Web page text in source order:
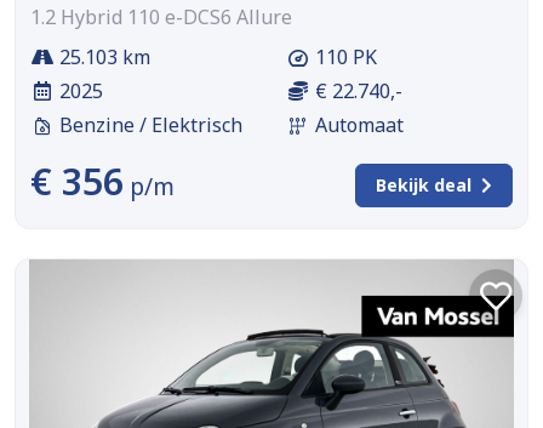
1.2 Hybrid 110 e-DCS6 Allure
25.103 km
2025
Benzine / Elektrisch
110 PK
€ 22.740,-
Automaat
€ 356 p/m Bekijk deal